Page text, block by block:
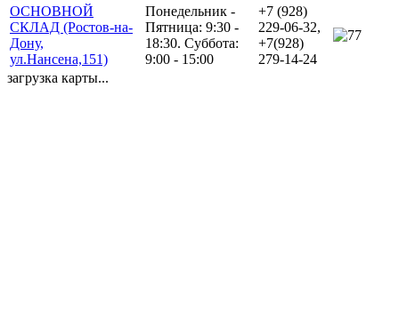
ОСНОВНОЙ
СКЛАД (Ростов-на-
Дону,
ул.Нансена,151)
Понедельник -
Пятница: 9:30 -
18:30. Суббота:
9:00 - 15:00
+7 (928)
229-06-32,
+7(928)
279-14-24
7
загрузка карты...